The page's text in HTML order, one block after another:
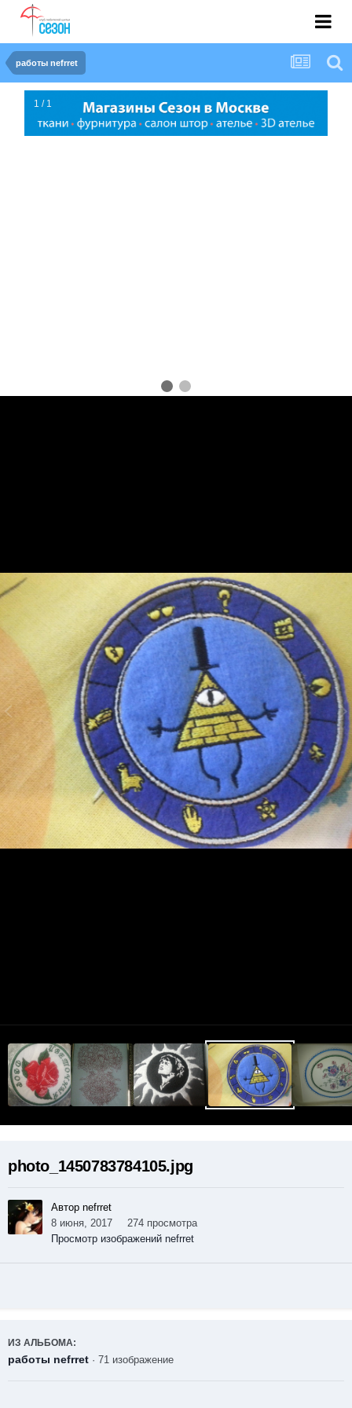
работы nefrret
1 / 1
photo_1450783784105.jpg
Автор nefrret
8 июня, 2017
274 просмотра
Просмотр изображений nefrret
ИЗ АЛЬБОМА:
работы nefrret · 71 изображение